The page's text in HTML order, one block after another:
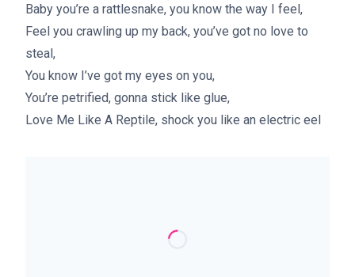
Baby you’re a rattlesnake, you know the way I feel,
Feel you crawling up my back, you’ve got no love to
steal,
You know I’ve got my eyes on you,
You’re petrified, gonna stick like glue,
Love Me Like A Reptile, shock you like an electric eel